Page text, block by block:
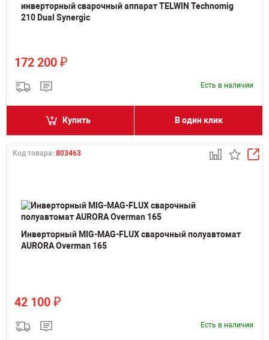
инверторный сварочный аппарат TELWIN Technomig
210 Dual Synergic
172 200 ₽
Есть в наличии
Купить В один клик
Код товара: 803463
Инверторный MIG-MAG-FLUX сварочный полуавтомат
AURORA Overman 165
42 100 ₽
Есть в наличии